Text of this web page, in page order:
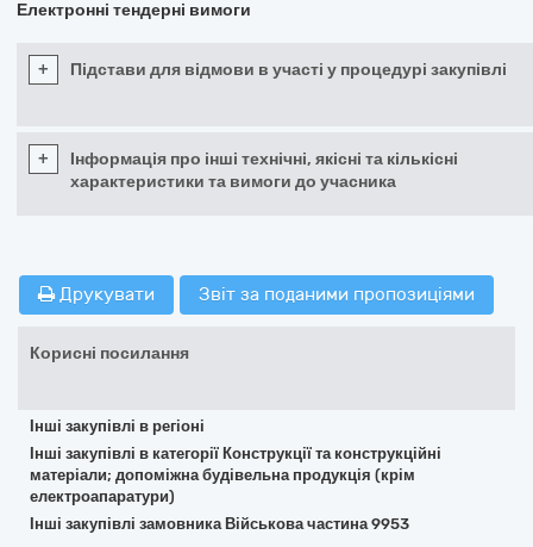
Електронні тендерні вимоги
+ Підстави для відмови в участі у процедурі закупівлі
+
Інформація про інші технічні, якісні та кількісні
характеристики та вимоги до учасника
Друкувати Звіт за поданими пропозиціями
Корисні посилання
Інші закупівлі в регіоні
Інші закупівлі в категорії Конструкції та конструкційні
матеріали; допоміжна будівельна продукція (крім
електроапаратури)
Інші закупівлі замовника Військова частина 9953